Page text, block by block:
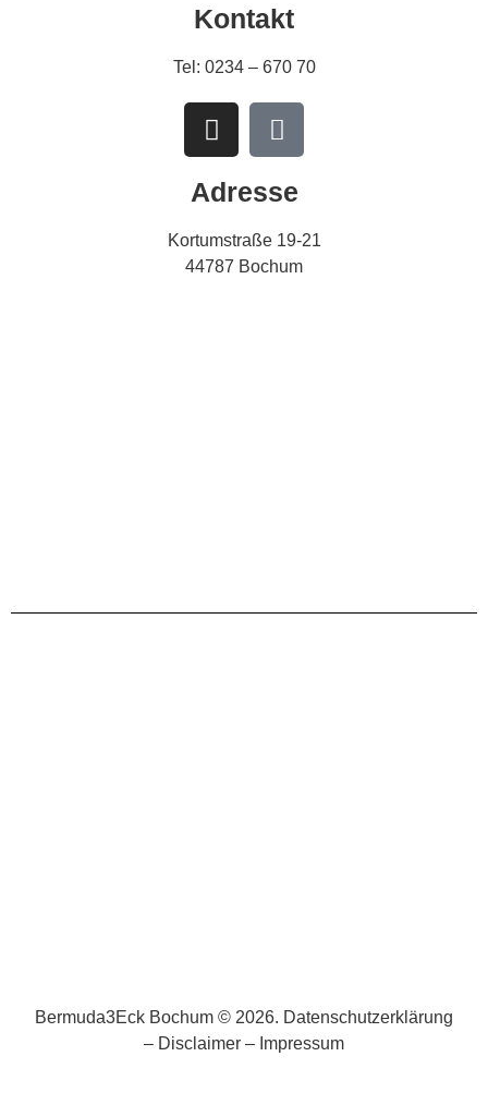
Kontakt
Tel: 0234 – 670 70
Adresse
Kortumstraße 19-21
44787 Bochum
Bermuda3Eck Bochum © 2026. Datenschutzerklärung
– Disclaimer – Impressum